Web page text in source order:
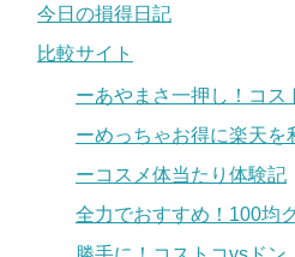
今日の損得日記
比較サイト
ーあやまさ一押し！コス
ーめっちゃお得に楽天を
ーコスメ体当たり体験記
全力でおすすめ！100均